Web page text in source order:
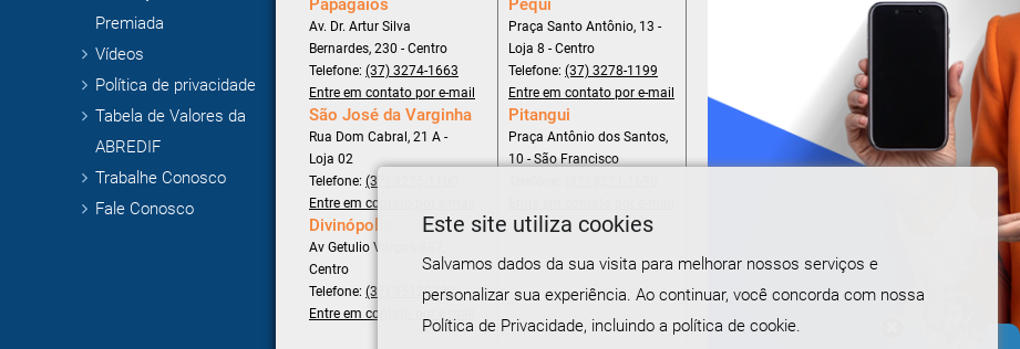
Este site utiliza cookies
Salvamos dados da sua visita para melhorar nossos serviços e
personalizar sua experiência. Ao continuar, você concorda com nossa
Política de Privacidade, incluindo a política de cookie.
Premiada
Vídeos
Política de privacidade
Tabela de Valores da
ABREDIF
Trabalhe Conosco
Fale Conosco
Papagaios
Av. Dr. Artur Silva
Bernardes, 230 - Centro
Telefone: (37) 3274-1663
Entre em contato por e-mail
Pequi
Praça Santo Antônio, 13 -
Loja 8 - Centro
Telefone: (37) 3278-1199
Entre em contato por e-mail
São José da Varginha
Rua Dom Cabral, 21 A -
Loja 02
Telefone: (37) 3275-1100
Entre em contato por e-mail
Pitangui
Praça Antônio dos Santos,
10 - São Francisco
Divinópolis
Av Getulio Vargas 687,
Centro
Telefone: (37) 35120700
Entre em contato por e-mail